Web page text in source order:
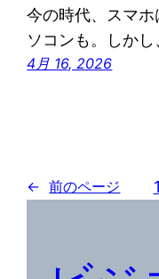
今の時代、スマ
ソコンも。しかし
4月 16, 2026
← 前のページ 1